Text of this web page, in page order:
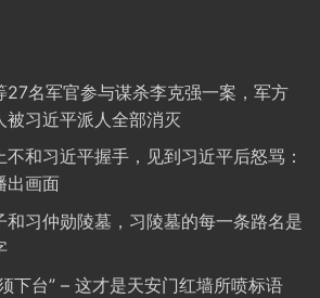
27名军官参与谋杀李克强一案，军方
被习近平派人全部消灭
和习近平握手，见到习近平后怒骂：
出画面
和习仲勋陵墓，习陵墓的每一条路名是
下台” – 这才是天安门红墙所喷标语